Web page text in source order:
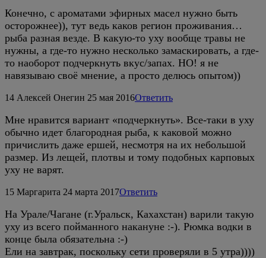
Конечно, с ароматами эфирных масел нужно быть
осторожнее)), тут ведь каков регион проживания…
рыба разная везде. В какую-то уху вообще травы не
нужны, а где-то нужно несколько замаскировать, а где-
то наоборот подчеркнуть вкус/запах. НО! я не
навязываю своё мнение, а просто делюсь опытом))
14 Алексей Онегин 25 мая 2016Ответить
Мне нравится вариант «подчеркнуть». Все-таки в уху
обычно идет благородная рыба, к каковой можно
причислить даже ершей, несмотря на их небольшой
размер. Из лещей, плотвы и тому подобных карповых
уху не варят.
15 Маргарита 24 марта 2017Ответить
На Урале/Чагане (г.Уральск, Кахахстан) варили такую
уху из всего пойманного накануне :-). Рюмка водки в
конце была обязательна :-)
Ели на завтрак, поскольку сети проверяли в 5 утра))))